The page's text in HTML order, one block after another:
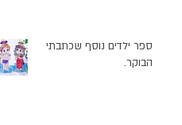
ספר ילדים נוסף שכתבתי
הבוקר.